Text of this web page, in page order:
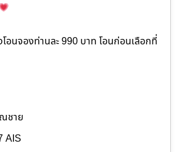
โอนจองท่านละ 990 บาท โอนก่อนเลือกที่
ชาย
AIS